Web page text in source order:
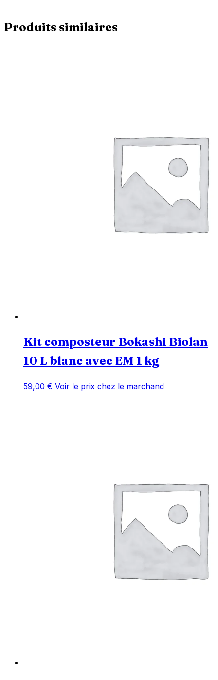
Produits similaires
Kit composteur Bokashi Biolan
10 L blanc avec EM 1 kg
59,00 € Voir le prix chez le marchand